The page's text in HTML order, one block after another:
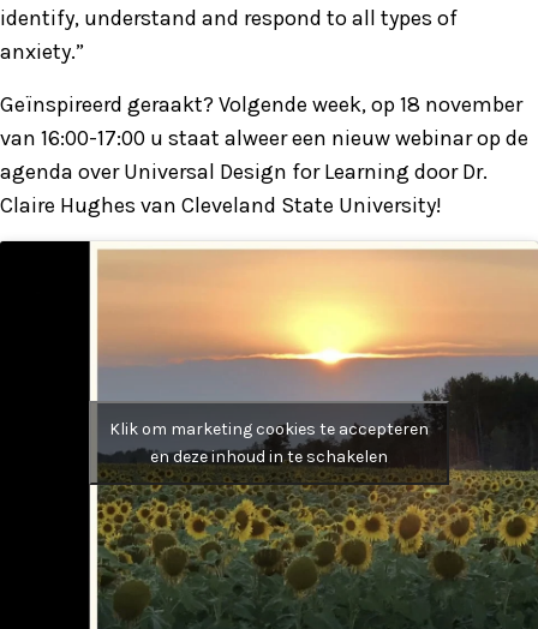
identify, understand and respond to all types of
anxiety.”
Geïnspireerd geraakt? Volgende week, op 18 november
van 16:00-17:00 u staat alweer een nieuw webinar op de
agenda over Universal Design for Learning door Dr.
Claire Hughes van Cleveland State University!
Klik om marketing cookies te accepteren
en deze inhoud in te schakelen